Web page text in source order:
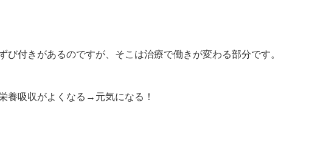
び付きがあるのですが、そこは治療で働きが変わる部分です。
吸収がよくなる→元気になる！